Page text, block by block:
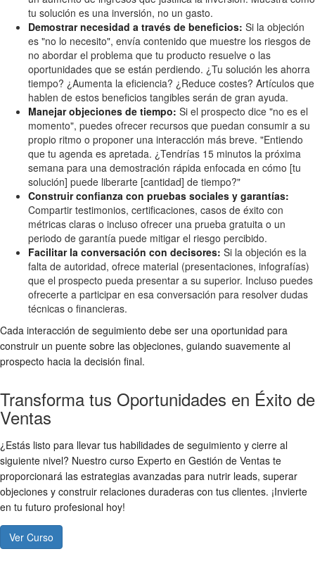
tu solución es una inversión, no un gasto.
Demostrar necesidad a través de beneficios: Si la objeción
es "no lo necesito", envía contenido que muestre los riesgos de
no abordar el problema que tu producto resuelve o las
oportunidades que se están perdiendo. ¿Tu solución les ahorra
tiempo? ¿Aumenta la eficiencia? ¿Reduce costes? Artículos que
hablen de estos beneficios tangibles serán de gran ayuda.
Manejar objeciones de tiempo: Si el prospecto dice "no es el
momento", puedes ofrecer recursos que puedan consumir a su
propio ritmo o proponer una interacción más breve. "Entiendo
que tu agenda es apretada. ¿Tendrías 15 minutos la próxima
semana para una demostración rápida enfocada en cómo [tu
solución] puede liberarte [cantidad] de tiempo?"
Construir confianza con pruebas sociales y garantías:
Compartir testimonios, certificaciones, casos de éxito con
métricas claras o incluso ofrecer una prueba gratuita o un
periodo de garantía puede mitigar el riesgo percibido.
Facilitar la conversación con decisores: Si la objeción es la
falta de autoridad, ofrece material (presentaciones, infografías)
que el prospecto pueda presentar a su superior. Incluso puedes
ofrecerte a participar en esa conversación para resolver dudas
técnicas o financieras.
Cada interacción de seguimiento debe ser una oportunidad para
construir un puente sobre las objeciones, guiando suavemente al
prospecto hacia la decisión final.
Transforma tus Oportunidades en Éxito de
Ventas
¿Estás listo para llevar tus habilidades de seguimiento y cierre al
siguiente nivel? Nuestro curso Experto en Gestión de Ventas te
proporcionará las estrategias avanzadas para nutrir leads, superar
objeciones y construir relaciones duraderas con tus clientes. ¡Invierte
en tu futuro profesional hoy!
Ver Curso